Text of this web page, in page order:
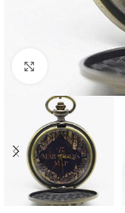
Click to enlarge